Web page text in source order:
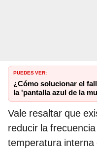
PUEDES VER:
¿Cómo solucionar el
la 'pantalla azul de la
Vale resaltar que
reducir la
temperatura